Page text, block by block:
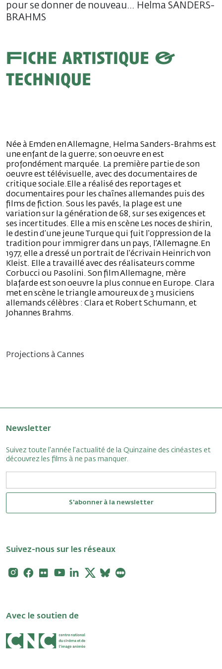
pour se donner de nouveau… Helma SANDERS-
BRAHMS
Fiche artistique &
technique
Née à Emden en Allemagne, Helma Sanders-Brahms est
une enfant de la guerre; son oeuvre en est
profondément marquée. La première partie de son
oeuvre est télévisuelle, avec des documentaires de
critique sociale.Elle a réalisé des reportages et
documentaires pour les chaînes allemandes puis des
films de fiction. Sous les pavés, la plage est une
variation sur la génération de 68, sur ses exigences et
ses incertitudes. Elle a mis en scène Les noces de shirin,
le destin d’une jeune Turque qui fuit l’oppression de la
tradition pour immigrer dans un pays, l’Allemagne.En
1977, elle a dressé un portrait de l’écrivain Heinrich von
Kleist. Elle a travaillé avec des réalisateurs comme
Corbucci ou Pasolini. Son film Allemagne, mère
blafarde est son oeuvre la plus connue en Europe. Clara
met en scène le triangle amoureux de 3 musiciens
allemands célèbres : Clara et Robert Schumann, et
Johannes Brahms.
Projections à Cannes
Newsletter
Suivez toute l'année l'actualité de la Quinzaine des cinéastes et
découvrez les films à ne pas manquer.
S'abonner à la newsletter
Suivez-nous sur les réseaux
Instagram
Facebook
FlickrYoutubeLinkedin
X Bluesky
Avec le soutien de